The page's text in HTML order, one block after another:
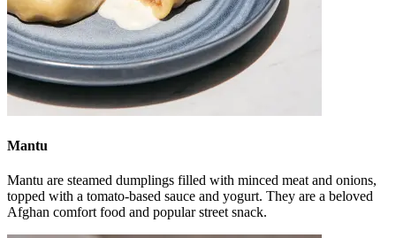
Mantu
Mantu are steamed dumplings filled with minced meat and onions,
topped with a tomato-based sauce and yogurt. They are a beloved
Afghan comfort food and popular street snack.